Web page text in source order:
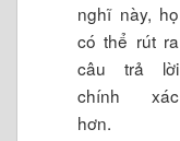
nghĩ này, họ
có thể rút ra
câu trả lời
chính xác
hơn.